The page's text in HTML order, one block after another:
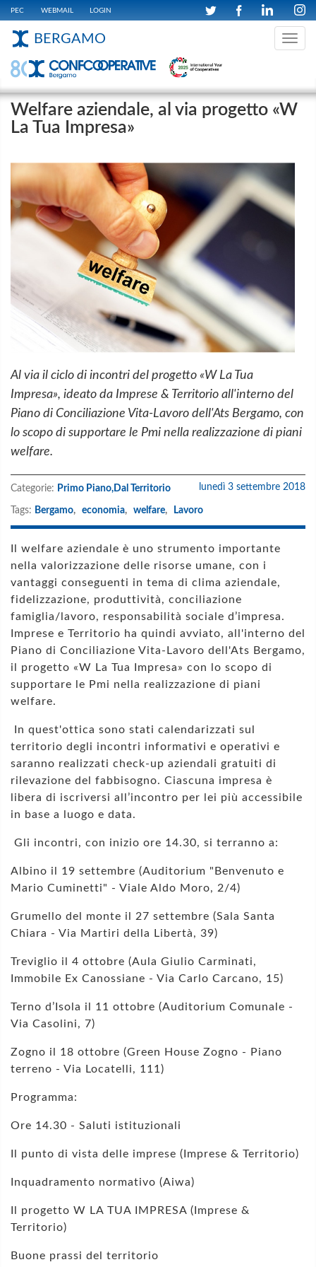
PEC WEBMAIL LOGIN
Toggle
BERGAMO
Welfare aziendale, al via progetto «W
La Tua Impresa»
Al via il ciclo di incontri del progetto «W La Tua
Impresa», ideato da Imprese & Territorio all'interno del
Piano di Conciliazione Vita-Lavoro dell'Ats Bergamo, con
lo scopo di supportare le Pmi nella realizzazione di piani
welfare.
lunedì 3 settembre 2018
Categorie: Primo Piano, Dal Territorio
Tags: Bergamo, economia, welfare, Lavoro
Il welfare aziendale è uno strumento importante
nella valorizzazione delle risorse umane, con i
vantaggi conseguenti in tema di clima aziendale,
fidelizzazione, produttività, conciliazione
famiglia/lavoro, responsabilità sociale d’impresa.
Imprese e Territorio ha quindi avviato, all'interno del
Piano di Conciliazione Vita-Lavoro dell'Ats Bergamo,
il progetto «W La Tua Impresa» con lo scopo di
supportare le Pmi nella realizzazione di piani
welfare.
In quest'ottica sono stati calendarizzati sul
territorio degli incontri informativi e operativi e
saranno realizzati check-up aziendali gratuiti di
rilevazione del fabbisogno. Ciascuna impresa è
libera di iscriversi all’incontro per lei più accessibile
in base a luogo e data.
Gli incontri, con inizio ore 14.30, si terranno a:
Albino il 19 settembre (Auditorium "Benvenuto e
Mario Cuminetti" - Viale Aldo Moro, 2/4)
Grumello del monte il 27 settembre (Sala Santa
Chiara - Via Martiri della Libertà, 39)
Treviglio il 4 ottobre (Aula Giulio Carminati,
Immobile Ex Canossiane - Via Carlo Carcano, 15)
Terno d’Isola il 11 ottobre (Auditorium Comunale -
Via Casolini, 7)
Zogno il 18 ottobre (Green House Zogno - Piano
terreno - Via Locatelli, 111)
Programma:
Ore 14.30 - Saluti istituzionali
Il punto di vista delle imprese (Imprese & Territorio)
Inquadramento normativo (Aiwa)
Il progetto W LA TUA IMPRESA (Imprese &
Territorio)
Buone prassi del territorio